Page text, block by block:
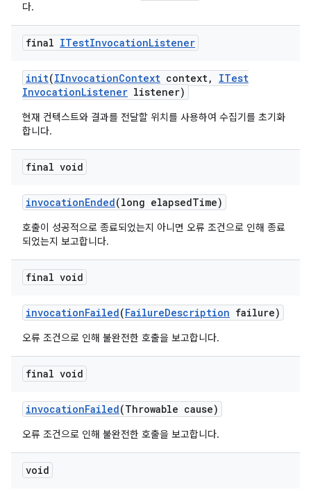
다.
final ITestInvocationListener
init(IInvocationContext context,
ITest
InvocationListener listener)
현재 컨텍스트와 결과를 전달할 위치를 사용하여 수집기를 초기화
합니다.
final void
invocationEnded(long elapsedTime)
호출이 성공적으로 종료되었는지 아니면 오류 조건으로 인해 종료
되었는지 보고합니다.
final void
invocationFailed(FailureDescription failure)
오류 조건으로 인해 불완전한 호출을 보고합니다.
final void
invocationFailed(Throwable cause)
오류 조건으로 인해 불완전한 호출을 보고합니다.
void